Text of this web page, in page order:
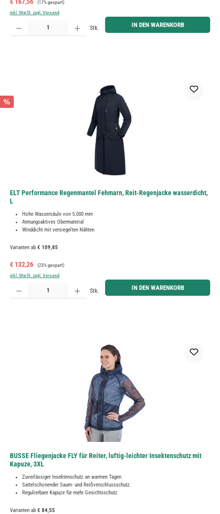
€ 167,56
(17% gespart)
inkl. MwSt. zzgl. Versand
Produkt Anzahl: Gib den gewünschten Wert ein oder benutze die Schaltflächen um die Anzahl zu
Stk. IN DEN WARENKORB
%
ELT Performance Regenmantel Fehmarn, Reit-Regenjacke wasserdicht,
L
Hohe Wassersäule von 5.000 mm
Atmungsaktives Obermaterial
Winddicht mit versiegelten Nähten
Varianten ab € 109,85
Verkaufspreis:
€ 132,26 Regulärer Preis:
(23% gespart)
inkl. MwSt. zzgl. Versand
Produkt Anzahl: Gib den gewünschten Wert ein oder benutze die Schaltflächen um die Anzahl zu
Stk. IN DEN WARENKORB
BUSSE Fliegenjacke FLY für Reiter, luftig-leichter Insektenschutz mit
Kapuze, 3XL
Zuverlässiger Insektenschutz an warmen Tagen
Sattelschonender Saum- und Reißverschlussschutz
Regulierbare Kapuze für mehr Gesichtsschutz
Varianten ab € 84,55